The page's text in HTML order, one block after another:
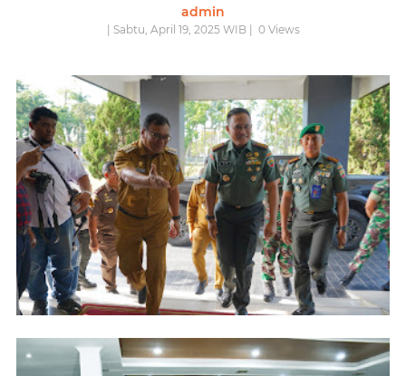
admin
| Sabtu, April 19, 2025 WIB | 0Views